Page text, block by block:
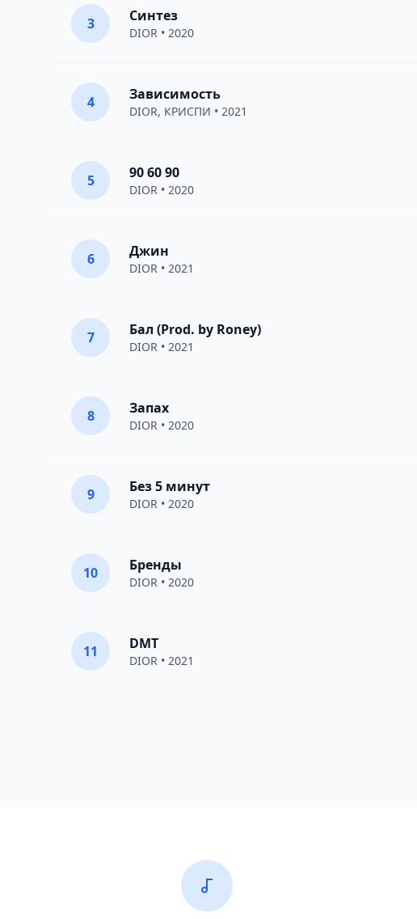
3 Синтез
DIOR • 2020
4 Зависимость
DIOR, КРИСПИ • 2021
5 90 60 90
DIOR • 2020
6 Джин
DIOR • 2021
7 Бал (Prod. by Roney)
DIOR • 2021
8 Запах
DIOR • 2020
9 Без 5 минут
DIOR • 2020
10 Бренды
DIOR • 2020
11 DMT
DIOR • 2021